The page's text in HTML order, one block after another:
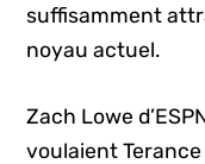
suffisamment
noyau actuel.
Zach Lowe
voulaient